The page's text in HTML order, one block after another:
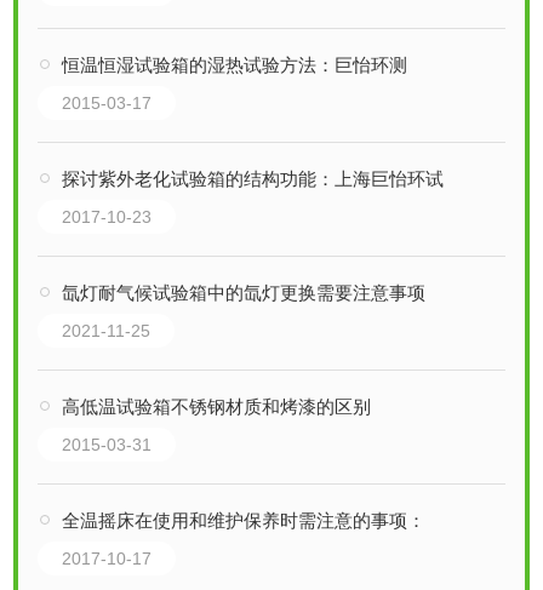
恒温恒湿试验箱的湿热试验方法：巨怡环测
2015-03-17
探讨紫外老化试验箱的结构功能：上海巨怡环试
2017-10-23
氙灯耐气候试验箱中的氙灯更换需要注意事项
2021-11-25
高低温试验箱不锈钢材质和烤漆的区别
2015-03-31
全温摇床在使用和维护保养时需注意的事项：
2017-10-17